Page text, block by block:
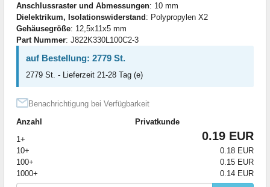
Anschlussraster und Abmessungen: 10 mm
Dielektrikum, Isolationswiderstand: Polypropylen X2
Gehäusegröße: 12,5x11x5 mm
Part Nummer: J822K330L100C2-3
auf Bestellung: 2779 St.
2779 St. - Lieferzeit 21-28 Tag (e)
Benachrichtigung bei Verfügbarkeit
Anzahl
Privatkunde
1+
0.19 EUR
10+
0.18 EUR
100+
0.15 EUR
1000+
0.14 EUR